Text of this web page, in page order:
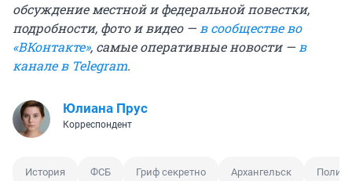
обсуждение местной и федеральной повестки,
подробности, фото и видео —в сообществе во
«ВКонтакте», самые оперативные новости —в
канале в Telegram.
Юлиана Прус
Корреспондент
История ФСБ Гриф секретно Архангельск